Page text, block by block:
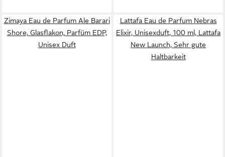
Zimaya Eau de Parfum Ale Barari
Shore, Glasflakon, Parfüm EDP,
Unisex Duft
Lattafa Eau de Parfum Nebras
Elixir, Unisexduft, 100 ml, Lattafa
New Launch, Sehr gute
Haltbarkeit